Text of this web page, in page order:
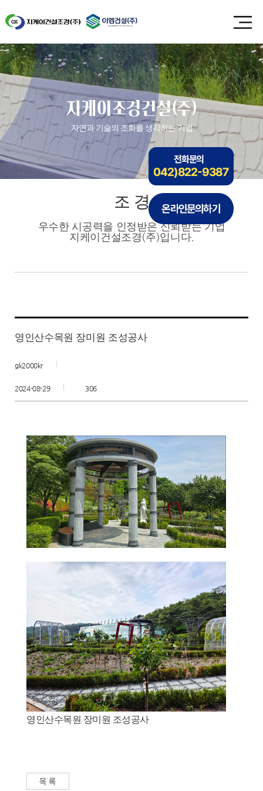
지케이조경건설(주)
자연과 기술의 조화를 생각하는 기업
조 경
우수한 시공력을 인정받은 신뢰받는 기업
지케이건설조경(주)입니다.
영인산수목원 장미원 조성공사
gk2000kr
2024-08-29 306
영인산수목원 장미원 조성공사